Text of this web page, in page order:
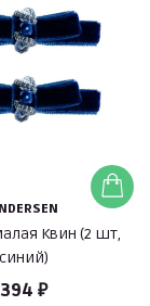
Квин (2 шт,
синий)
394 ₽